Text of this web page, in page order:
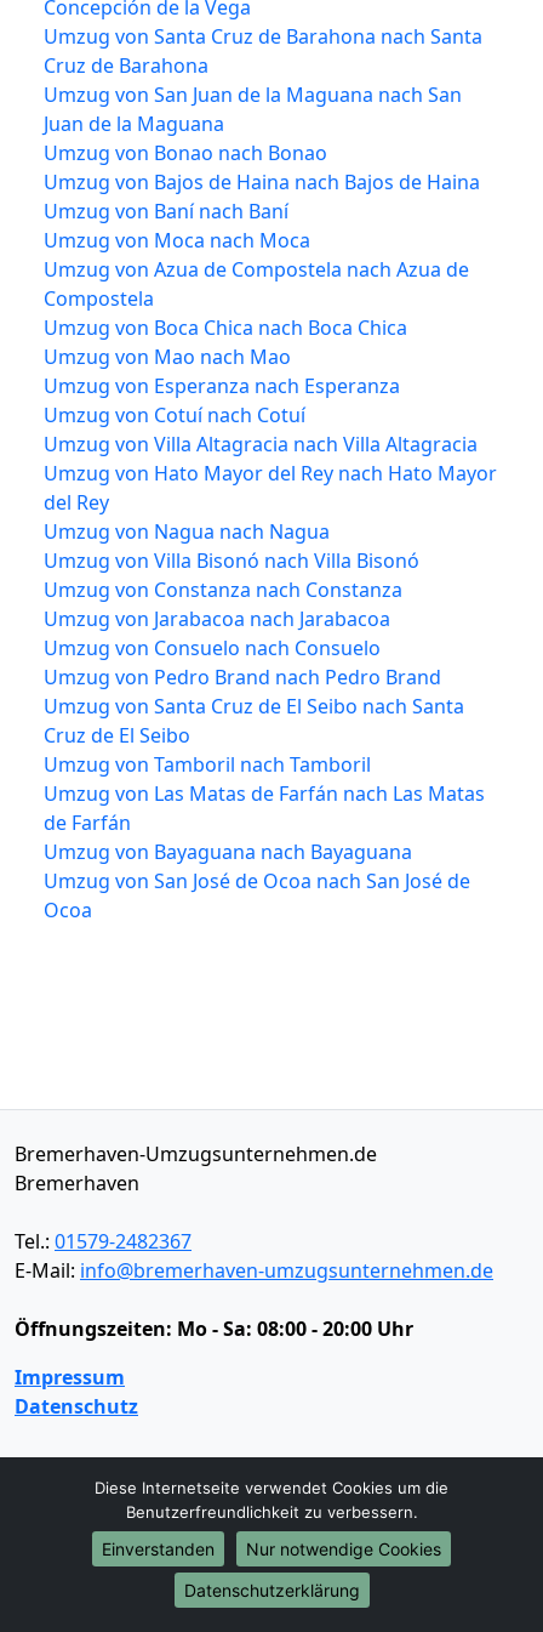
Concepción de la Vega
Umzug von Santa Cruz de Barahona nach Santa
Cruz de Barahona
Umzug von San Juan de la Maguana nach San
Juan de la Maguana
Umzug von Bonao nach Bonao
Umzug von Bajos de Haina nach Bajos de Haina
Umzug von Baní nach Baní
Umzug von Moca nach Moca
Umzug von Azua de Compostela nach Azua de
Compostela
Umzug von Boca Chica nach Boca Chica
Umzug von Mao nach Mao
Umzug von Esperanza nach Esperanza
Umzug von Cotuí nach Cotuí
Umzug von Villa Altagracia nach Villa Altagracia
Umzug von Hato Mayor del Rey nach Hato Mayor
del Rey
Umzug von Nagua nach Nagua
Umzug von Villa Bisonó nach Villa Bisonó
Umzug von Constanza nach Constanza
Umzug von Jarabacoa nach Jarabacoa
Umzug von Consuelo nach Consuelo
Umzug von Pedro Brand nach Pedro Brand
Umzug von Santa Cruz de El Seibo nach Santa
Cruz de El Seibo
Umzug von Tamboril nach Tamboril
Umzug von Las Matas de Farfán nach Las Matas
de Farfán
Umzug von Bayaguana nach Bayaguana
Umzug von San José de Ocoa nach San José de
Ocoa
Bremerhaven-Umzugsunternehmen.de
Bremerhaven
Tel.: 01579-2482367
E-Mail: info@bremerhaven-umzugsunternehmen.de
Öffnungszeiten: Mo - Sa: 08:00 - 20:00 Uhr
Impressum
Datenschutz
Umzugsservice
Umzugsservice Behördenumzug
Büroumzug
Fernumzug
Firmenumzug
Laborumzug
Praxisumzug
Privatumzug
Diese Internetseite verwendet Cookies um die
Benutzerfreundlichkeit zu verbessern.
Einverstanden
Nur notwendige Cookies
Datenschutzerklärung